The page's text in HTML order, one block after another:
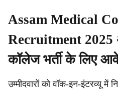
Assam Medical
Recruitment
कॉलेज भर्ती के लिए
उम्मीदवारों को वॉक-इन-इंटरव्यू में